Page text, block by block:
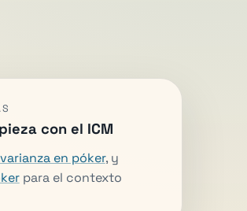
con el ICM
varianza en póker, y
para el contexto